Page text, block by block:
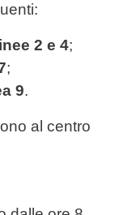
linee 2 e 4;
;
9.
al centro